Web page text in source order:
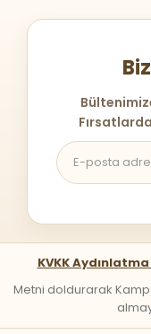
KVKK
Metni doldurarak